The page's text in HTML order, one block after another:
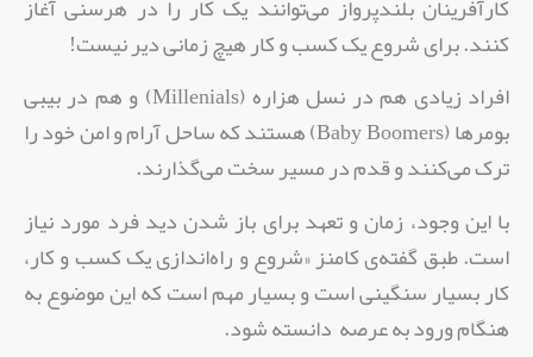
کنند. برای شروع یک کسب و کار هیچ زمانی دیر نیست!
افراد زیادی هم در نسل هزاره (Millenials) و هم در بیبی
بومر‌ها (Baby Boomers) هستند که ساحل آرام و امن خود را
ترک می‌کنند و قدم در مسیر سخت می‌گذارند.
با این وجود، زمان و تعهد برای باز شدن دید فرد مورد نیاز
است. طبق گفته‌ی کامنز «شروع و راه‌اندازی یک کسب و کار،‌
کار بسیار سنگینی است و بسیار مهم است که این موضوع به
هنگام ورود به عرصه دانسته شود.